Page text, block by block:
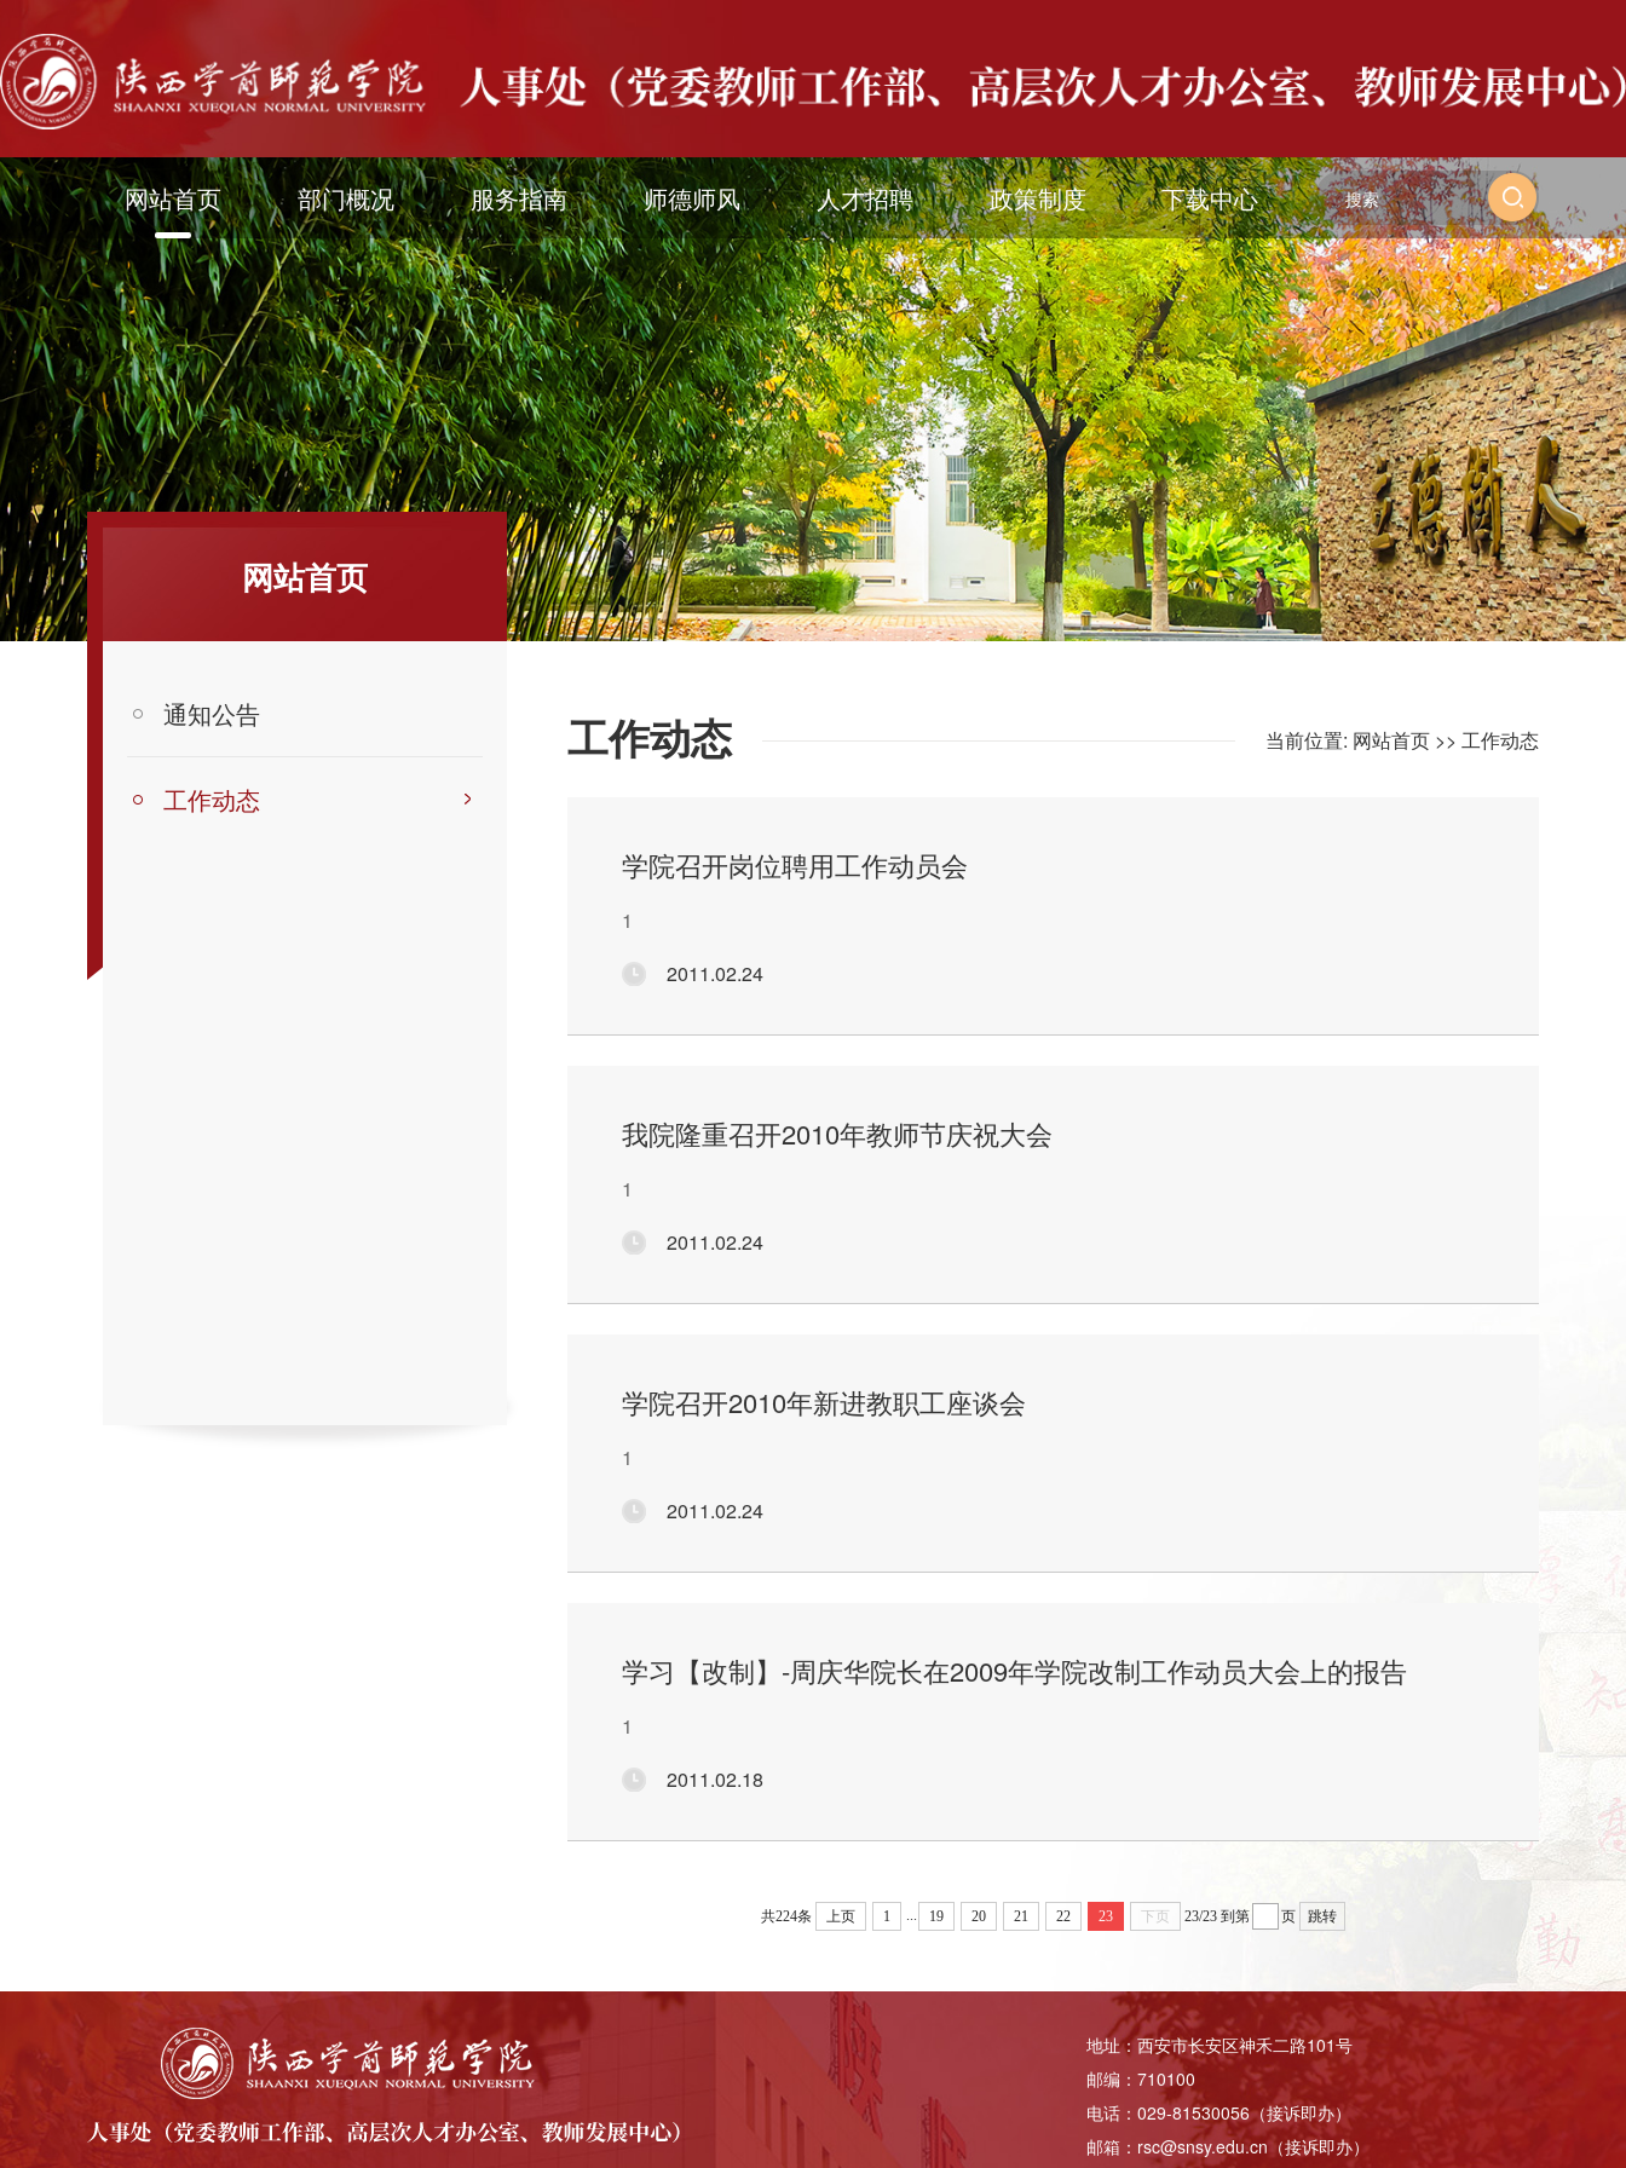
网站首页 部门概况 服务指南 师德师风 人才招聘 政策制度 下载中心
网站首页
通知公告
工作动态
工作动态 当前位置: 网站首页 >> 工作动态
学院召开岗位聘用工作动员会
1
2011.02.24
我院隆重召开2010年教师节庆祝大会
1
2011.02.24
学院召开2010年新进教职工座谈会
1
2011.02.24
学习【改制】-周庆华院长在2009年学院改制工作动员大会上的报告
1
2011.02.18
共224条 上页 1 19 20 21 22 23 下页 23/23 到第 页 跳转
地址：西安市长安区神禾二路101号
邮编：710100
电话：029-81530056（接诉即办）
邮箱：rsc@snsy.edu.cn（接诉即办）